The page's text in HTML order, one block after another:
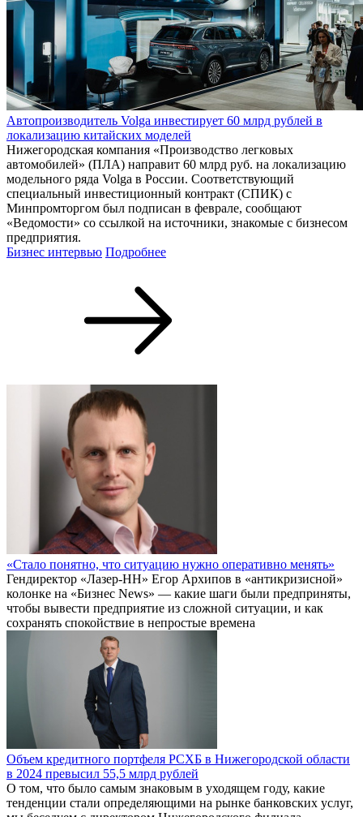
Автопроизводитель Volga инвестирует 60 млрд рублей в
локализацию китайских моделей
Нижегородская компания «Производство легковых
автомобилей» (ПЛА) направит 60 млрд руб. на локализацию
модельного ряда Volga в России. Соответствующий
специальный инвестиционный контракт (СПИК) с
Минпромторгом был подписан в феврале, сообщают
«Ведомости» со ссылкой на источники, знакомые с бизнесом
предприятия.
Бизнес интервью Подробнее
«Стало понятно, что ситуацию нужно оперативно менять»
Гендиректор «Лазер-НН» Егор Архипов в «антикризисной»
колонке на «Бизнес News» — какие шаги были предприняты,
чтобы вывести предприятие из сложной ситуации, и как
сохранять спокойствие в непростые времена
Объем кредитного портфеля РСХБ в Нижегородской области
в 2024 превысил 55,5 млрд рублей
О том, что было самым знаковым в уходящем году, какие
тенденции стали определяющими на рынке банковских услуг,